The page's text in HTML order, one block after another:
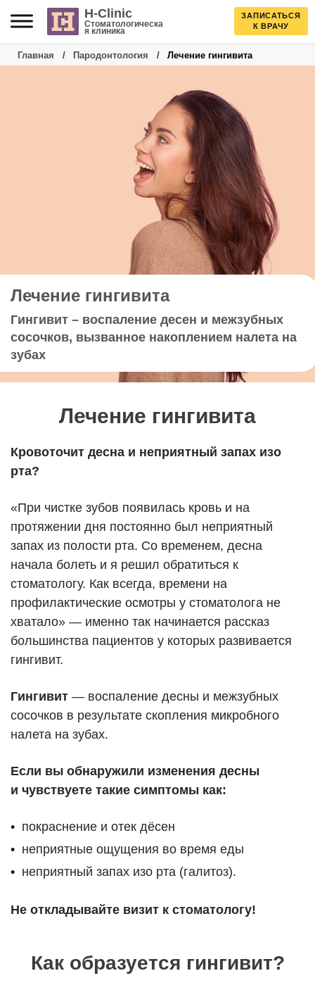
Skip
content
H-Clinic
Стоматологическа
я клиника
ЗАПИСАТЬСЯ
К ВРАЧУ
Главная / Пародонтология / Лечение гингивита
Лечение гингивита
Гингивит – воспаление десен и межзубных
сосочков, вызванное накоплением налета на
зубах
Лечение гингивита
Кровоточит десна и неприятный запах изо
рта?
«При чистке зубов появилась кровь и на
протяжении дня постоянно был неприятный
запах из полости рта. Со временем, десна
начала болеть и я решил обратиться к
стоматологу. Как всегда, времени на
профилактические осмотры у стоматолога не
хватало» — именно так начинается рассказ
большинства пациентов у которых развивается
гингивит.
Гингивит — воспаление десны и межзубных
сосочков в результате скопления микробного
налета на зубах.
Если вы обнаружили изменения десны
и чувствуете такие симптомы как:
покраснение и отек дёсен
неприятные ощущения во время еды
неприятный запах изо рта (галитоз).
Не откладывайте визит к стоматологу!
Как образуется гингивит?